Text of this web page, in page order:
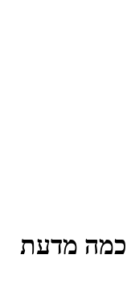
מדעת